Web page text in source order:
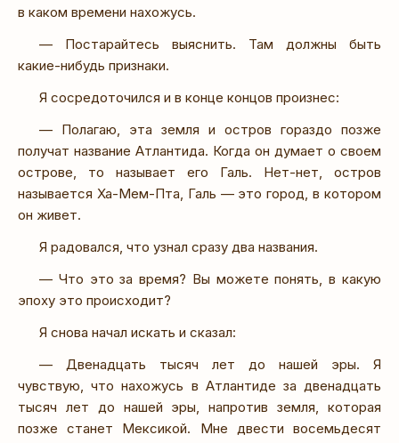
в каком времени нахожусь.
— Постарайтесь выяснить. Там должны быть
какие-нибудь признаки.
Я сосредоточился и в конце концов произнес:
— Полагаю, эта земля и остров гораздо позже
получат название Атлантида. Когда он думает о своем
острове, то называет его Галь. Нет-нет, остров
называется Ха-Мем-Пта, Галь — это город, в котором
он живет.
Я радовался, что узнал сразу два названия.
— Что это за время? Вы можете понять, в какую
эпоху это происходит?
Я снова начал искать и сказал:
— Двенадцать тысяч лет до нашей эры. Я
чувствую, что нахожусь в Атлантиде за двенадцать
тысяч лет до нашей эры, напротив земля, которая
позже станет Мексикой. Мне двести восемьдесят